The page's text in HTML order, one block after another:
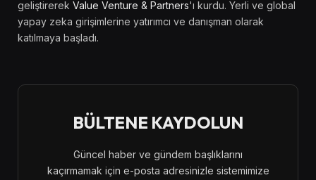
geliştirerek Value Venture & Partners'ı kurdu. Yerli ve global
yapay zeka girişimlerine yatırımcı ve danışman olarak
katılmaya başladı.
BÜLTENE KAYDOLUN
Güncel haber ve gündem başlıklarını
kaçırmamak için e-posta adresinizle sistemimize